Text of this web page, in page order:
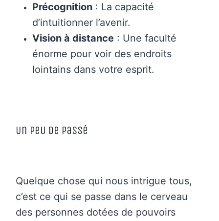
Précognition : La capacité
d’intuitionner l’avenir.
Vision à distance : Une faculté
énorme pour voir des endroits
lointains dans votre esprit.
Un peu de passé
Quelque chose qui nous intrigue tous,
c’est ce qui se passe dans le cerveau
des personnes dotées de pouvoirs